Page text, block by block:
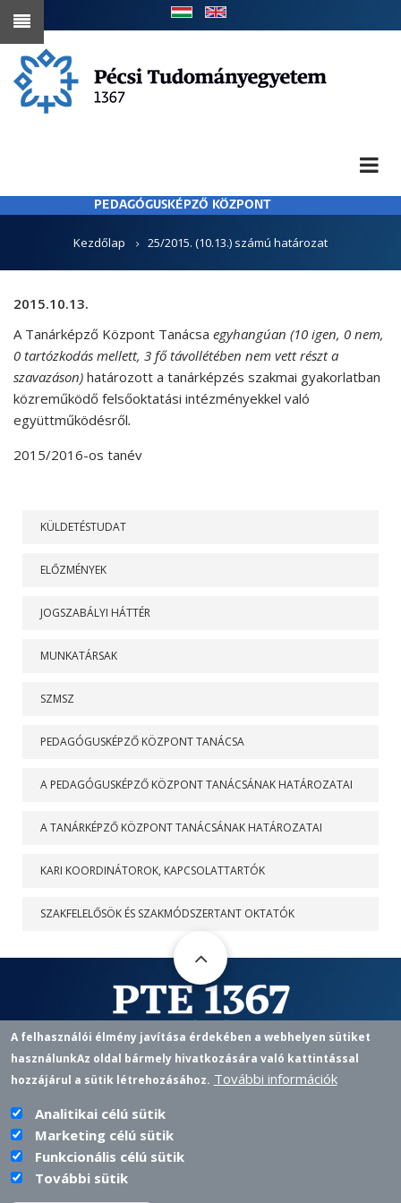
Ugrás
tartalomra
PEDAGÓGUSKÉPZŐ KÖZPONT
Kezdőlap 25/2015. (10.13.) számú határozat
2015.10.13.
A Tanárképző Központ Tanácsa egyhangúan (10 igen, 0 nem,
0 tartózkodás mellett, 3 fő távollétében nem vett részt a
szavazáson) határozott a tanárképzés szakmai gyakorlatban
közreműködő felsőoktatási intézményekkel való
együttműködésről.
2015/2016-os tanév
KÜLDETÉSTUDAT
ELŐZMÉNYEK
JOGSZABÁLYI HÁTTÉR
MUNKATÁRSAK
SZMSZ
PEDAGÓGUSKÉPZŐ KÖZPONT TANÁCSA
A PEDAGÓGUSKÉPZŐ KÖZPONT TANÁCSÁNAK HATÁROZATAI
A TANÁRKÉPZŐ KÖZPONT TANÁCSÁNAK HATÁROZATAI
KARI KOORDINÁTOROK, KAPCSOLATTARTÓK
SZAKFELELŐSÖK ÉS SZAKMÓDSZERTANT OKTATÓK
Pedagógusképző Központ
7622 PÉCS, VASVÁRI P. U. 4.
A felhasználói élmény javítása érdekében a webhelyen sütiket
használunkAz oldal bármely hivatkozására való kattintással
hozzájárul a sütik létrehozásához. További információk
Analitikai célú sütik
Marketing célú sütik
Funkcionális célú sütik
További sütik